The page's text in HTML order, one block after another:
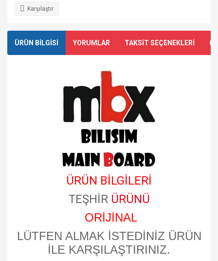
Karşılaştır
ÜRÜN BİLGİSİ YORUMLAR TAKSİT SEÇENEKLERİ
ÜRÜN BİLGİLERİ
TEŞHİR ÜRÜNÜ
ORİJİNAL
LÜTFEN ALMAK İSTEDİNİZ ÜRÜN
İLE KARŞILAŞTIRINIZ.